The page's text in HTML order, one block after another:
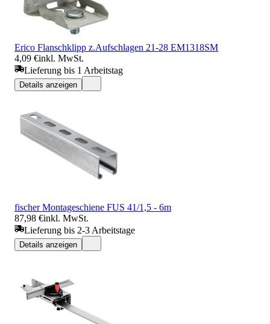
Erico Flanschklipp z.Aufschlagen 21-28 EM1318SM
4,09 €inkl. MwSt.
Lieferung bis 1 Arbeitstag
Details anzeigen
fischer Montageschiene FUS 41/1,5 - 6m
87,98 €inkl. MwSt.
Lieferung bis 2-3 Arbeitstage
Details anzeigen